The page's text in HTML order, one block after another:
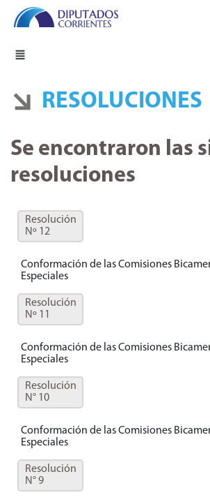
RESOLUCIONES
Se encontraron las
resoluciones
Resolución
Nº 12
Conformación de las Comisiones
Especiales
Resolución
Nº 11
Conformación de las Comisiones
Especiales
Resolución
N° 10
Conformación de las Comisiones
Especiales
Resolución
N° 9